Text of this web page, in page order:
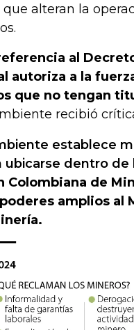
que alteran la
al
autoriza a la
que no tengan
recibió
establece
dentro de
Colombiana de
amplios al